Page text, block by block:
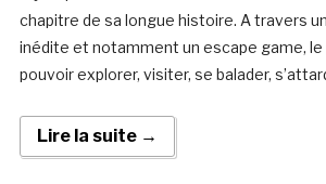
chapitre de sa longue histoire. A travers
inédite et notamment un escape game, le
pouvoir explorer, visiter, se balader,
Lire la suite →